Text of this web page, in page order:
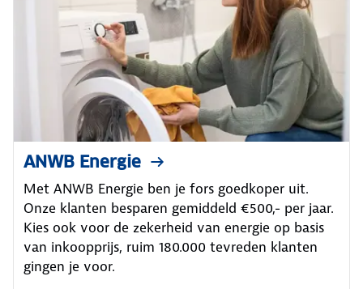
ANWB Energie
Met ANWB Energie ben je fors goedkoper uit.
Onze klanten besparen gemiddeld €500,- per jaar.
Kies ook voor de zekerheid van energie op basis
van inkoopprijs, ruim 180.000 tevreden klanten
gingen je voor.